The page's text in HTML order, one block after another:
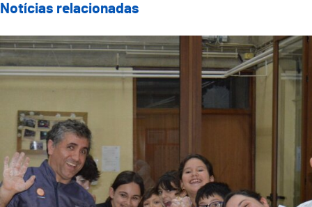
Notícias relacionadas
Showcooking Famílias: Evento Final do Projeto